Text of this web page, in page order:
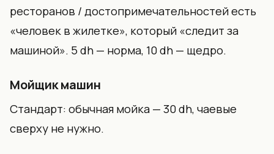
ресторанов / достопримечательностей есть
«человек в жилетке», который «следит за
машиной». 5 dh — норма, 10 dh — щедро.
Мойщик машин
Стандарт: обычная мойка — 30 dh, чаевые
сверху не нужно.